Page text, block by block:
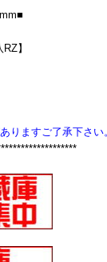
】
りますご了承下さい